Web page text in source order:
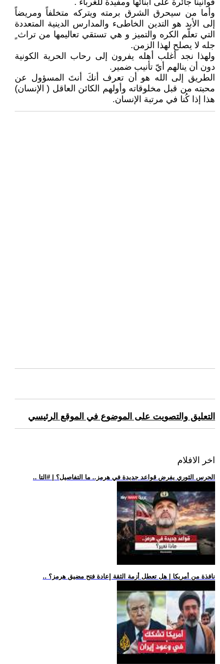
قوانيناً جائرة على أبنائها ومفيدة للغرباء .
وأما من سيحرق الشرق برمته ويتركه متخلفاً ومريضاً
إلى الأبد هو التدين الخاطىء والمدارس الدينية المتعددة
التي تعلّم الكره والتميز و هي تستقي تعاليمها من تراث ٍ
جله لا يصلح لهذا الزمن.
ولهذا نجد أغلب أهله يفرون إلى رحاب الحرية الكونية
دون أن ينالهم أيّ تأنيب ضمير.
الطريق إلى الله هو أن تعرف أنكَ أنتَ المسؤول عن
محبته من قبل مخلوقاته وأولهم الكائن العاقل ( الإنسان)
هذا إذا كُنا في مرتبة الإنسان.
التعليق والتصويت على الموضوع في الموقع الرئيسي
اخر الافلام
.. الحرس الثوري يفرض قواعد جديدة في هرمز.. ما التفاصيل؟ | #التا
.. نافذة من أمريكا | هل تعطل أزمة الثقة إعادة فتح مضيق هرمز؟